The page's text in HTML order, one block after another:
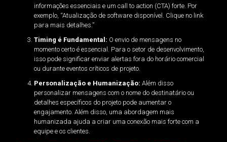
informações essenciais e um call to action (CTA) forte. Por
exemplo, “Atualização de software disponível. Clique no link
para mais detalhes.”
Timing é Fundamental: O envio de mensagens no
momento certo é essencial. Para o setor de desenvolvimento,
isso pode significar enviar alertas fora do horário comercial
ou durante eventos críticos de projeto.
Personalização e Humanização: Além disso
personalizar mensagens com o nome do destinatário ou
detalhes específicos do projeto pode aumentar o
engajamento. Além disso, uma abordagem mais
humanizada ajuda a criar uma conexão mais forte com a
equipe e os clientes.